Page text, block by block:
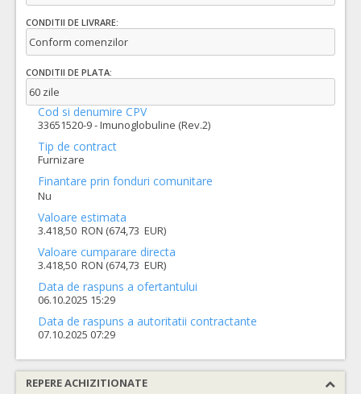
CONDITII DE LIVRARE:
Conform comenzilor
CONDITII DE PLATA:
60 zile
Cod si denumire CPV
33651520-9 - Imunoglobuline (Rev.2)
Tip de contract
Furnizare
Finantare prin fonduri comunitare
Nu
Valoare estimata
3.418,50 RON (674,73 EUR)
Valoare cumparare directa
3.418,50 RON (674,73 EUR)
Data de raspuns a ofertantului
06.10.2025 15:29
Data de raspuns a autoritatii contractante
07.10.2025 07:29
REPERE ACHIZITIONATE